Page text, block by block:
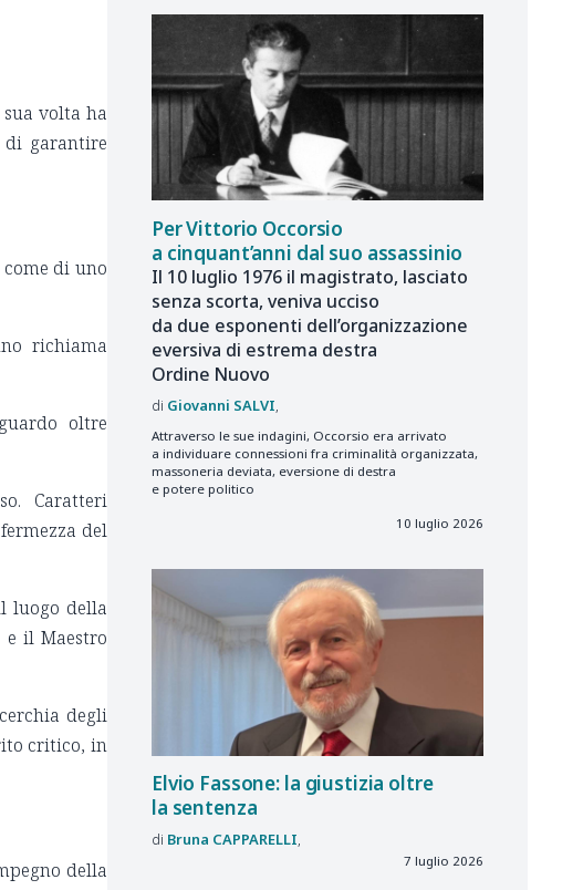
volta ha
di garantire
di uno
richiama
oltre
Caratteri
del
luogo della
il Maestro
degli
critico, in
della
Per Vittorio Occorsio
a cinquant’anni dal suo assassinio
Il 10 luglio 1976 il magistrato, lasciato
senza scorta, veniva ucciso
da due esponenti dell’organizzazione
eversiva di estrema destra
Ordine Nuovo
Giovanni SALVI
Attraverso le sue indagini, Occorsio era arrivato
a individuare connessioni fra criminalità organizzata,
massoneria deviata, eversione di destra
e potere politico
10 luglio 2026
Elvio Fassone: la giustizia oltre
la sentenza
Bruna CAPPARELLI
7 luglio 2026